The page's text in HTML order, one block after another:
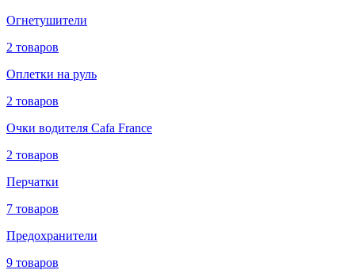
Огнетушители
2 товаров
Оплетки на руль
2 товаров
Очки водителя Cafa France
2 товаров
Перчатки
7 товаров
Предохранители
9 товаров